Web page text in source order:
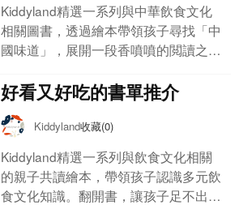
Kiddyland精選一系列與中華飲食文化
相關圖書，透過繪本帶領孩子尋找「中
國味道」，展開一段香噴噴的閲讀之
好看又好吃的書單推介
Kiddyland收藏(0)
Kiddyland精選一系列與飲食文化相關
的親子共讀繪本，帶領孩子認識多元飲
食文化知識。翻開書，讓孩子足不出戶